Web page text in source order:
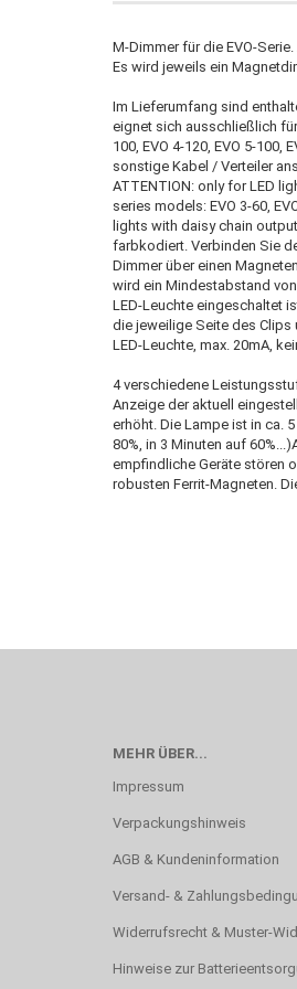
M-Dimmer für die EVO-
Es wird jeweils ein
Im Lieferumfang sind
eignet sich ausschließlich für
100, EVO 4-120, EVO 5-
sonstige Kabel / Verteiler
ATTENTION: only for LED
series models: EVO 3-60,
lights with daisy chain
farbkodiert. Verbinden Sie
Dimmer über einen
wird ein Mindestabstand
LED-Leuchte eingeschaltet
die jeweilige Seite des Clips
LED-Leuchte, max. 20mA,
4 verschiedene
Anzeige der aktuell
erhöht. Die Lampe ist in ca.
80%, in 3 Minuten auf
empfindliche Geräte stören
robusten Ferrit-Magneten.
MEHR ÜBER...
Impressum
Verpackungshinweis
AGB & Kundeninformation
Versand- &
Widerrufsrecht & Muster-
Hinweise zur